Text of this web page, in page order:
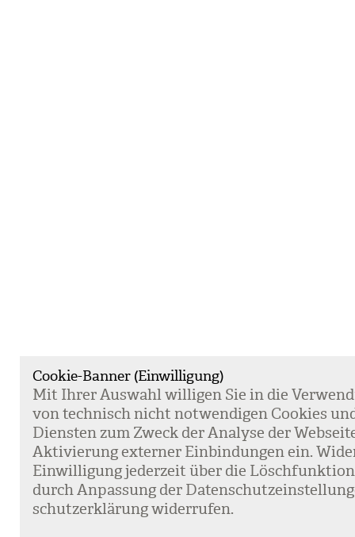
Cookie-Banner (Einwilligung)
Mit Ihrer Aus­wahl wil­li­gen Sie in die
von tech­nisch nicht not­wen­di­gen Coo­kies
Diens­ten zum Zweck der Ana­lyse der
Akti­vie­rung exter­ner Ein­bin­dun­gen ein.
Ein­wil­li­gung jeder­zeit über die
durch Anpas­sung der
schutz­er­klä­rung wider­ru­fen.